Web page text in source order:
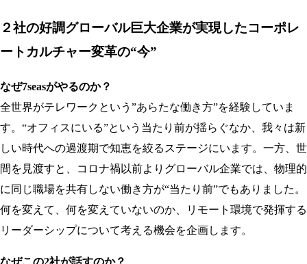
２社の好調グローバル巨大企業が実現したコーポレ
ートカルチャー変革の“今”
なぜ7seasがやるのか？
全世界がテレワークという”あらたな働き方”を経験していま
す。“オフィスにいる”という当たり前が揺らぐなか、我々は新
しい時代への過渡期で知恵を絞るステージにいます。一方、世
間を見渡すと、コロナ禍以前よりグローバル企業では、物理的
に同じ職場を共有しない働き方が“当たり前”でもありました。
何を変えて、何を変えていないのか、リモート環境で発揮する
リーダーシップについて考える機会を企画します。
なぜこの2社が話すのか？